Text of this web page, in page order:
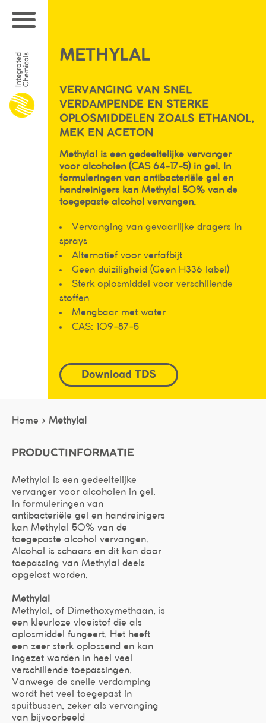
METHYLAL
VERVANGING VAN SNEL
VERDAMPENDE EN STERKE
OPLOSMIDDELEN ZOALS ETHANOL,
MEK EN ACETON
Methylal is een gedeeltelijke vervanger
voor alcoholen (CAS 64-17-5) in gel. In
formuleringen van antibacteriële gel en
handreinigers kan Methylal 50% van de
toegepaste alcohol vervangen.
Vervanging van gevaarlijke dragers in
sprays
Alternatief voor verfafbijt
Geen duiziligheid (Geen H336 label)
Sterk oplosmiddel voor verschillende
stoffen
Mengbaar met water
CAS: 109-87-5
Download TDS
Home > Methylal
PRODUCTINFORMATIE
Methylal is een gedeeltelijke
vervanger voor alcoholen in gel.
In formuleringen van
antibacteriële gel en handreinigers
kan Methylal 50% van de
toegepaste alcohol vervangen.
Alcohol is schaars en dit kan door
toepassing van Methylal deels
opgelost worden.
Methylal
Methylal, of Dimethoxymethaan, is
een kleurloze vloeistof die als
oplosmiddel fungeert. Het heeft
een zeer sterk oplossend en kan
ingezet worden in heel veel
verschillende toepassingen.
Vanwege de snelle verdamping
wordt het veel toegepast in
spuitbussen, zeker als vervanging
van bijvoorbeeld